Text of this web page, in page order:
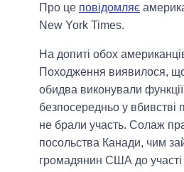
Про це повідомляє
New York Times.
На допиті обох
Походження виявилося, що
обидва виконували функції
безпосередньо у вбивстві
не брали участь. Солаж
посольства Канади, чим
громадянин США до участі